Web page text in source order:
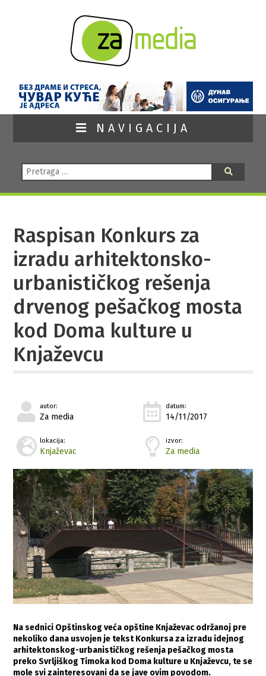
NAVIGACIJA
Pretraga:
Raspisan Konkurs za
izradu arhitektonsko-
urbanističkog rešenja
drvenog pešačkog mosta
kod Doma kulture u
Knjaževcu
autor:
Za media
datum:
14/11/2017
lokacija:
Knjaževac
izvor:
Za media
Na sednici Opštinskog veća opštine Knjaževac održanoj pre
nekoliko dana usvojen je tekst Konkursa za izradu idejnog
arhitektonskog-urbanističkog rešenja pešačkog mosta
preko Svrljiškog Timoka kod Doma kulture u Knjaževcu, te se
mole svi zainteresovani da se jave ovim povodom.